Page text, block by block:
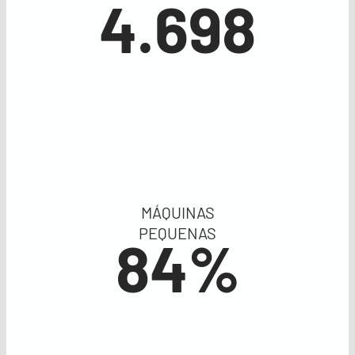
4.698
MÁQUINAS
PEQUENAS
84%